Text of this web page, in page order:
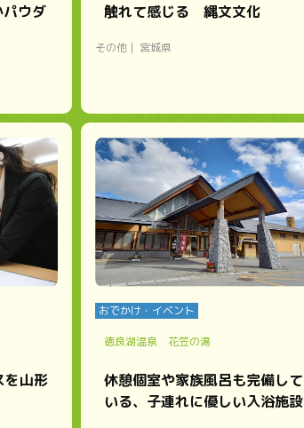
ウダ
触れて感じる 縄文文化
その他 宮城県
を山形
おでかけ・イベント
徳良湖温泉 花笠の湯
休憩個室や家族風呂も完備して
いる、子連れに優しい入浴施設